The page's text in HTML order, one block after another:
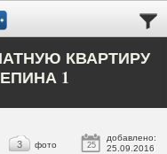
КВАРТИРУ
1
25
добавлено:
25.09.2016
3 фото